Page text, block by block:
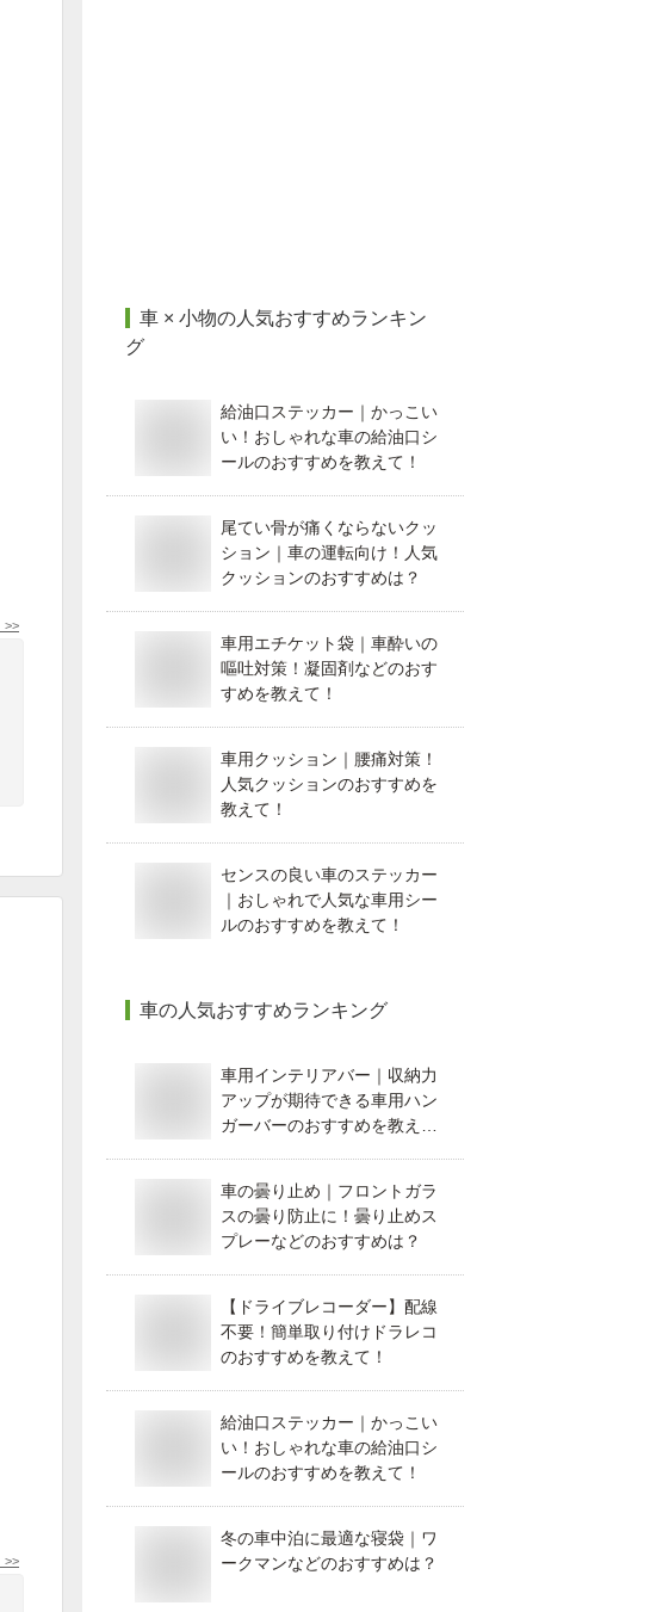
>>
>>
車 × 小物の人気おすすめランキン
グ
給油口ステッカー｜かっこい
い！おしゃれな車の給油口シ
ールのおすすめを教えて！
尾てい骨が痛くならないクッ
ション｜車の運転向け！人気
クッションのおすすめは？
車用エチケット袋｜車酔いの
嘔吐対策！凝固剤などのおす
すめを教えて！
車用クッション｜腰痛対策！
人気クッションのおすすめを
教えて！
センスの良い車のステッカー
｜おしゃれで人気な車用シー
ルのおすすめを教えて！
車の人気おすすめランキング
車用インテリアバー｜収納力
アップが期待できる車用ハン
ガーバーのおすすめを教え
車の曇り止め｜フロントガラ
スの曇り防止に！曇り止めス
プレーなどのおすすめは？
【ドライブレコーダー】配線
不要！簡単取り付けドラレコ
のおすすめを教えて！
給油口ステッカー｜かっこい
い！おしゃれな車の給油口シ
ールのおすすめを教えて！
冬の車中泊に最適な寝袋｜ワ
ークマンなどのおすすめは？